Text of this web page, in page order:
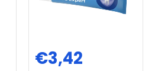
€3,42